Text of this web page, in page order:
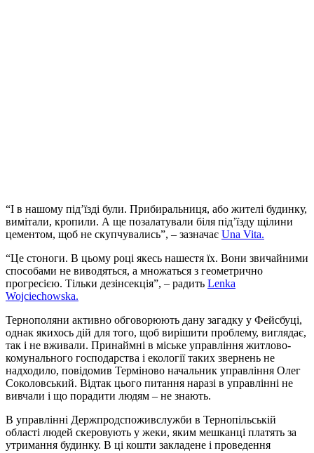
“І в нашому під’їзді були. Прибиральниця, або жителі будинку,
вимітали, кропили. А ще позалатували біля під’їзду щілини
цементом, щоб не скупчувались”, – зазначає Una Vita.
“Це стоноги. В цьому році якесь нашестя їх. Вони звичайними
способами не виводяться, а множаться з геометрично
прогресією. Тільки дезінсекція”, – радить Lenka
Wojciechowska.
Тернополяни активно обговорюють дану загадку у Фейсбуці,
однак якихось дій для того, щоб вирішити проблему, виглядає,
так і не вживали. Принаймні в міське управління житлово-
комунального господарства і екології таких звернень не
надходило, повідомив Терміново начальник управління Олег
Соколовський. Відтак цього питання наразі в управлінні не
вивчали і що порадити людям – не знають.
В управлінні Держпродспоживслужби в Тернопільській
області людей скеровують у жеки, яким мешканці платять за
утримання будинку. В ці кошти закладене і проведення